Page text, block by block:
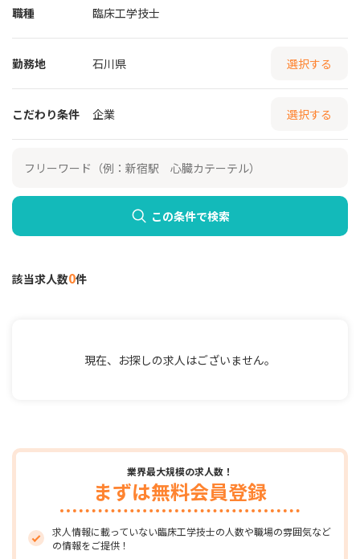
職種 臨床工学技士
勤務地 石川県 選択する
こだわり条件 企業 選択する
この条件で検索
該当求人数0件
現在、お探しの求人はございません。
業界最大規模の求人数！
まずは無料会員登録
求人情報に載っていない臨床工学技士の人数や職場の雰囲気など
の情報をご提供！